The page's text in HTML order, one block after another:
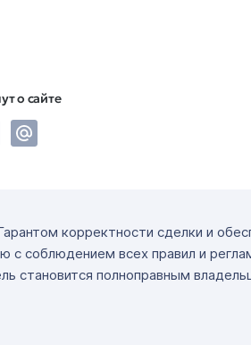
о сайте
корректности сделки и
с соблюдением всех правил и
становится полноправным